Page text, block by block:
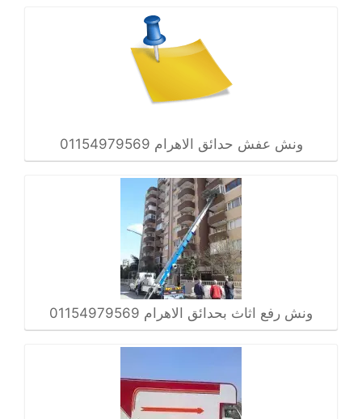
ونش عفش حدائق الاهرام 01154979569
ونش رفع اثاث بحدائق الاهرام 01154979569